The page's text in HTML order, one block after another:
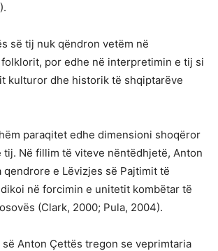
së tij nuk qëndron vetëm në
por edhe në interpretimin e tij si
kulturor dhe historik të shqiptarëve
paraqitet edhe dimensioni shoqëror
tij. Në fillim të viteve nëntëdhjetë, Anton
qendrore e Lëvizjes së Pajtimit të
në forcimin e unitetit kombëtar të
(Clark, 2000; Pula, 2004).
Anton Çettës tregon se veprimtaria